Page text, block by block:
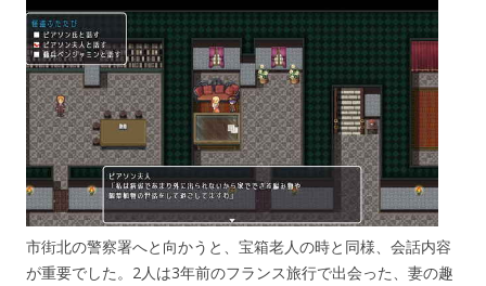
市街北の警察署へと向かうと、宝箱老人の時と同様、会話内容
が重要でした。2人は3年前のフランス旅行で出会った、妻の趣